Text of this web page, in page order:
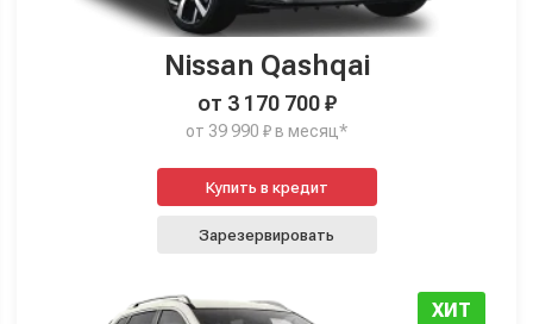
Nissan Qashqai
от 3 170 700 ₽
от 39 990 ₽ в месяц*
Купить в кредит
Зарезервировать
ХИТ